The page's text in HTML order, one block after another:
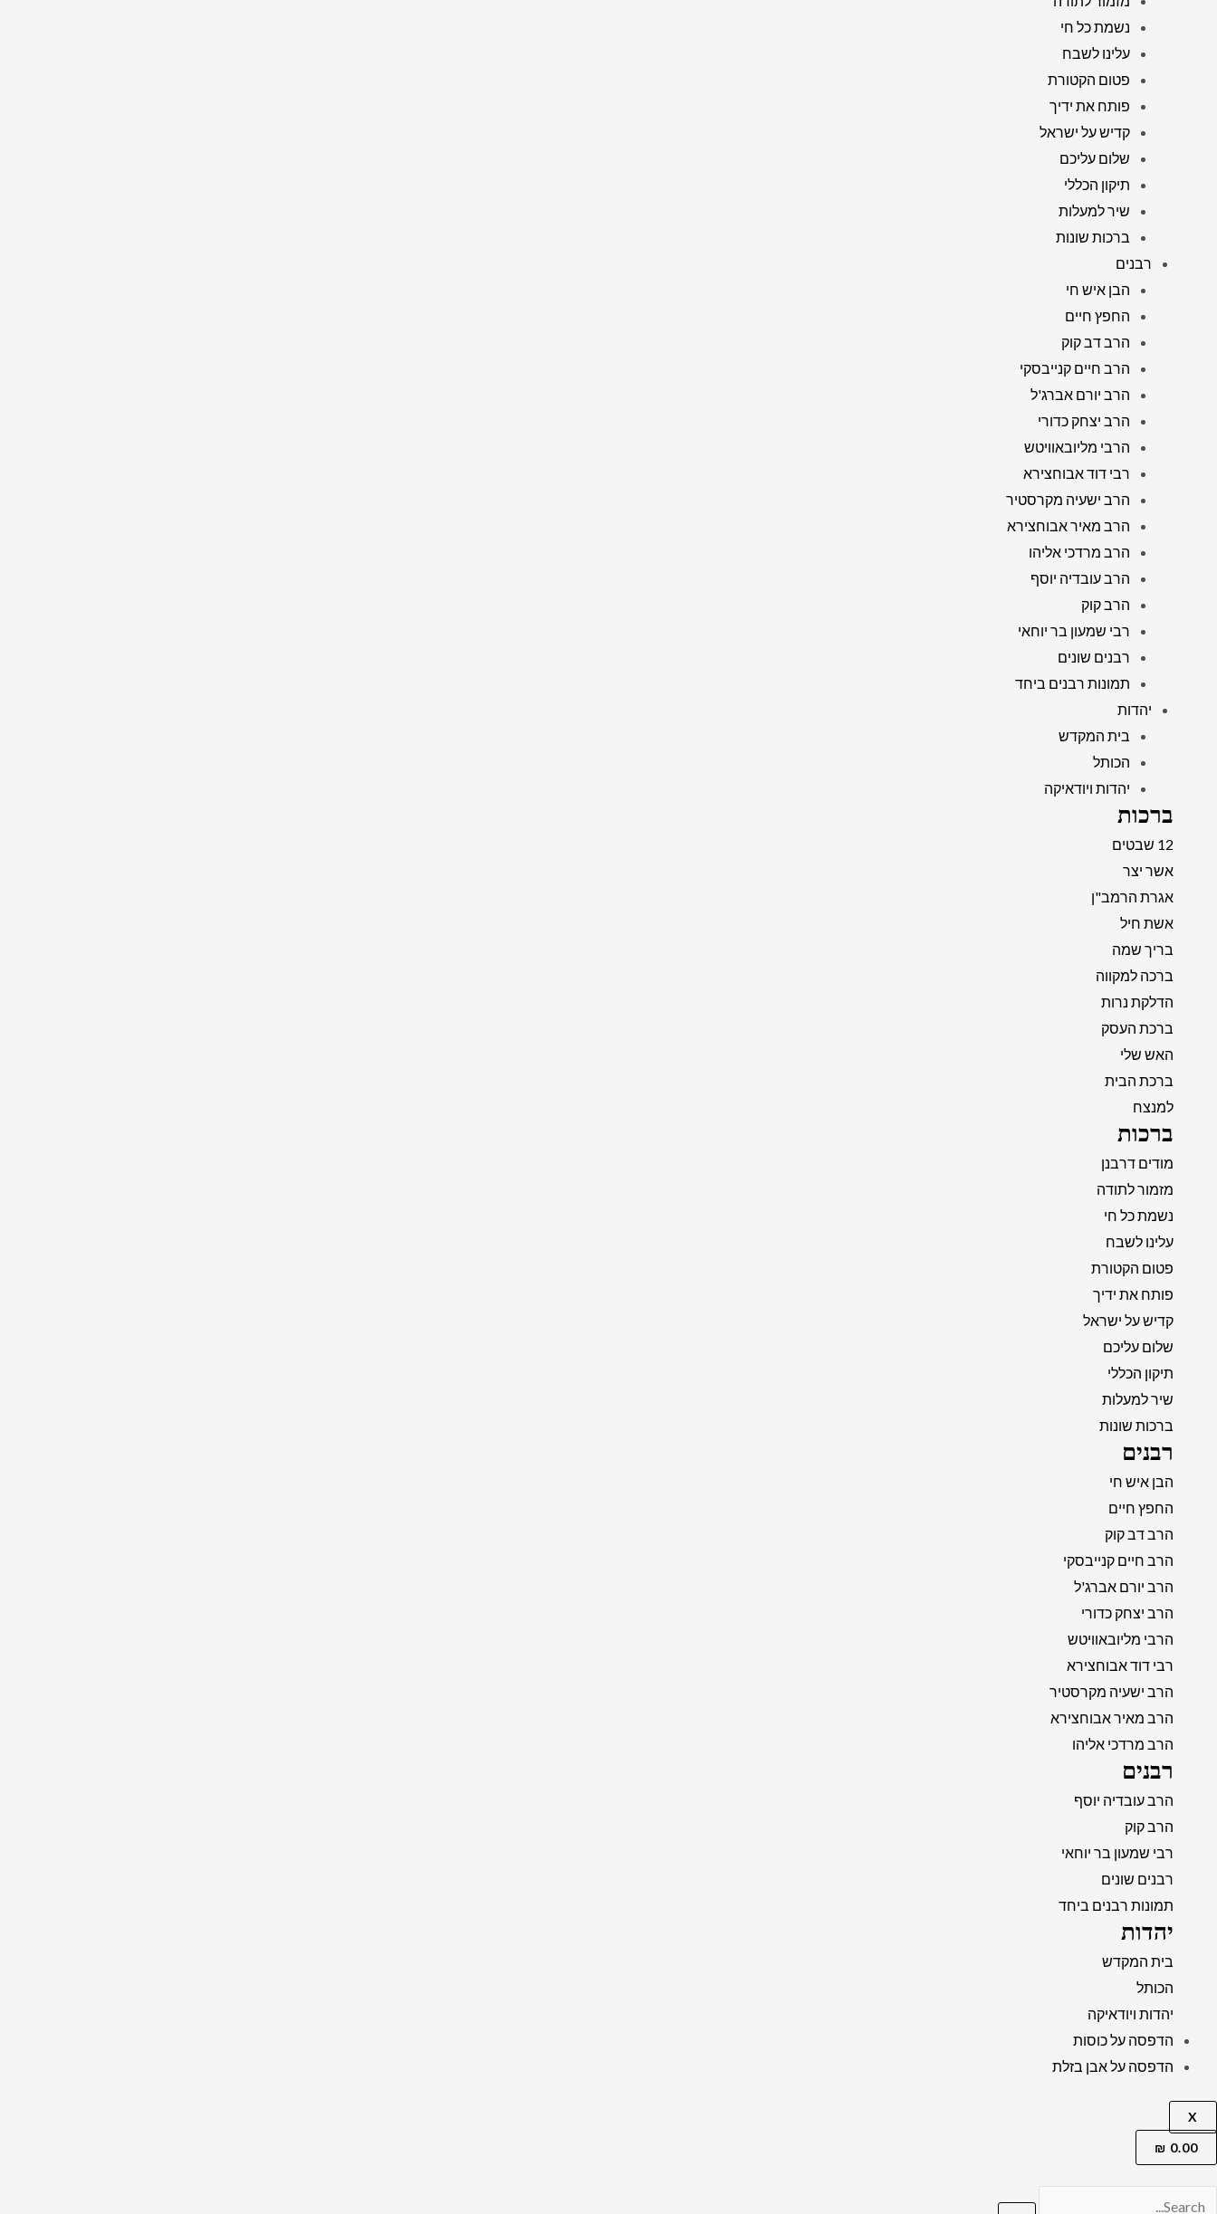
נשמת כל חי
עלינו לשבח
פטום הקטורת
פותח את ידיך
קדיש על ישראל
שלום עליכם
תיקון הכללי
שיר למעלות
ברכות שונות
רבנים
הבן איש חי
החפץ חיים
הרב דב קוק
הרב חיים קנייבסקי
הרב יורם אברג'ל
הרב יצחק כדורי
הרבי מליובאוויטש
רבי דוד אבוחצירא
הרב ישעיה מקרסטיר
הרב מאיר אבוחצירא
הרב מרדכי אליהו
הרב עובדיה יוסף
הרב קוק
רבי שמעון בר יוחאי
רבנים שונים
תמונות רבנים ביחד
יהדות
בית המקדש
הכותל
יהדות ויודאיקה
ברכות
12 שבטים
אשר יצר
אגרת הרמב"ן
אשת חיל
בריך שמה
ברכה למקווה
הדלקת נרות
ברכת העסק
האש שלי
ברכת הבית
למנצח
ברכות
מודים דרבנן
מזמור לתודה
נשמת כל חי
עלינו לשבח
פטום הקטורת
פותח את ידיך
קדיש על ישראל
שלום עליכם
תיקון הכללי
שיר למעלות
ברכות שונות
רבנים
הבן איש חי
החפץ חיים
הרב דב קוק
הרב חיים קנייבסקי
הרב יורם אברג'ל
הרב יצחק כדורי
הרבי מליובאוויטש
רבי דוד אבוחצירא
הרב ישעיה מקרסטיר
הרב מאיר אבוחצירא
הרב מרדכי אליהו
רבנים
הרב עובדיה יוסף
הרב קוק
רבי שמעון בר יוחאי
רבנים שונים
תמונות רבנים ביחד
יהדות
בית המקדש
הכותל
יהדות ויודאיקה
הדפסה על כוסות
הדפסה על אבן בזלת
X
0.00
₪